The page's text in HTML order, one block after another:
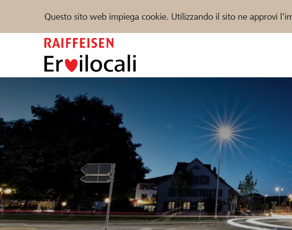
Questo sito web impiega cookie. Utilizzando il sito ne approvi
Sostenere Aiuto & supporto
Trova progetti e organizzazioni
IT